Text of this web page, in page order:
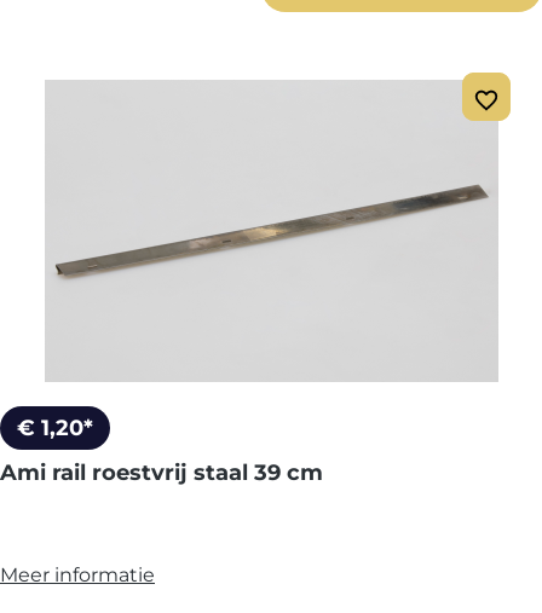
€ 1,20*
Ami rail roestvrij staal 39 cm
Meer informatie